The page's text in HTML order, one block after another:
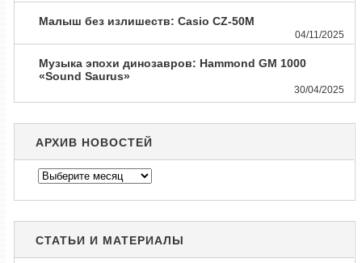
Малыш без излишеств: Casio CZ-50M
04/11/2025
Музыка эпохи динозавров: Hammond GM 1000
«Sound Saurus»
30/04/2025
АРХИВ НОВОСТЕЙ
Архив
новостей
СТАТЬИ И МАТЕРИАЛЫ